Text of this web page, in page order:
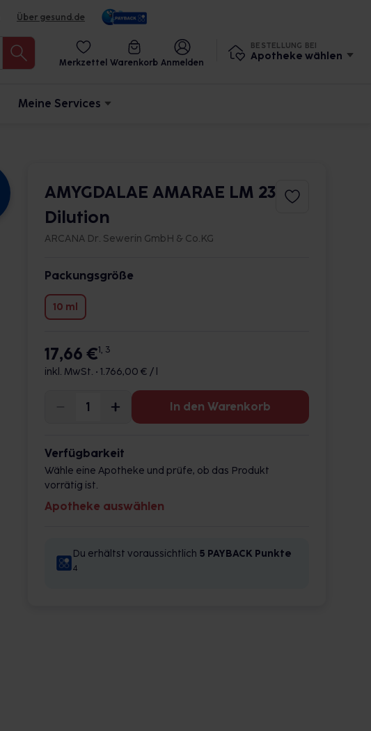
Über gesund.de
Merkzettel Warenkorb Anmelden
BESTELLUNG BEI
Apotheke wählen
Meine Services
AMYGDALAE AMARAE LM 23
Dilution
ARCANA Dr. Sewerin GmbH & Co.KG
Packungsgröße
10 ml
17,66 €1, 3
inkl. MwSt. • 1.766,00 € / l
In den Warenkorb
Verfügbarkeit
Wähle eine Apotheke und prüfe, ob das Produkt
vorrätig ist.
Apotheke auswählen
Du erhältst voraussichtlich 5 PAYBACK Punkte
4